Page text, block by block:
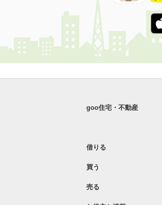
goo住宅・不動産
借りる
買う
売る